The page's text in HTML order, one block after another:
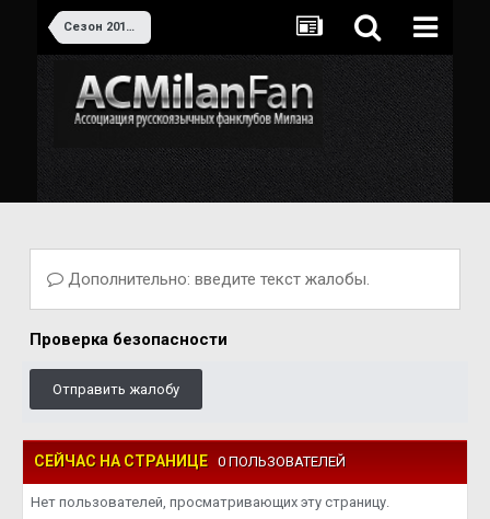
Сезон 2012-2013
Дополнительно: введите текст жалобы.
Проверка безопасности
Отправить жалобу
СЕЙЧАС НА СТРАНИЦЕ 0 ПОЛЬЗОВАТЕЛЕЙ
Нет пользователей, просматривающих эту страницу.